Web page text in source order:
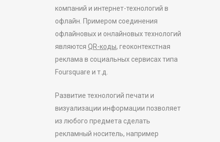
компаний и интернет-технологий в
офлайн. Примером соединения
офлайновых и онлайновых технологий
являются QR-коды, геоконтекстная
реклама в социальных сервисах типа
Foursquare и т.д.
Развитие технологий печати и
визуализации информации позволяет
из любого предмета сделать
рекламный носитель, например